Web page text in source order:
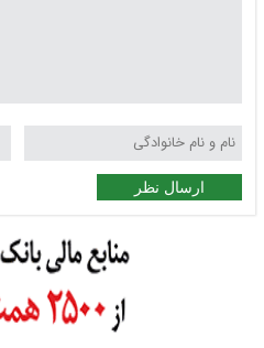
ارسال نظر